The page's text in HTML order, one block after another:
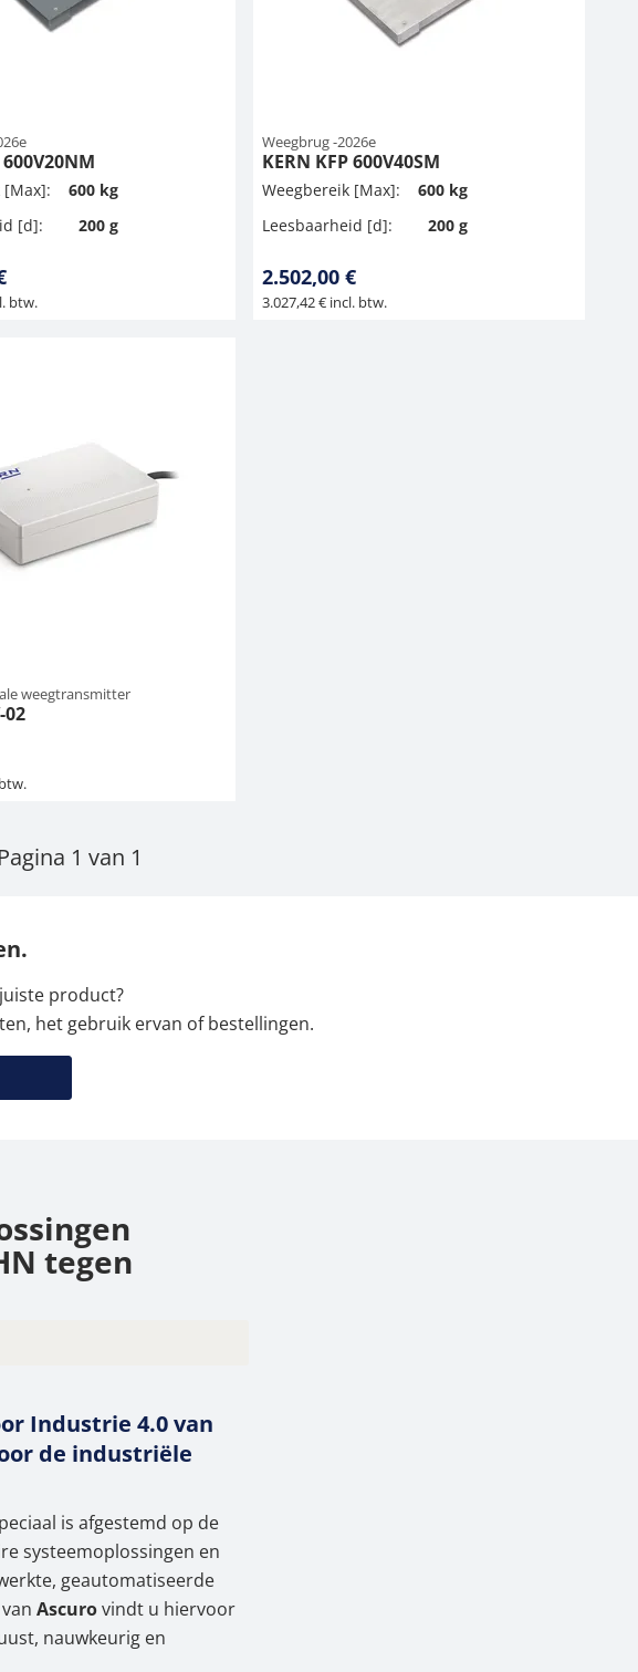
600V20NM
[Max]:
600 kg
[d]:
200 g
btw.
Weegbrug -2026e
KERN KFP 600V40SM
Weegbereik [Max]:
600 kg
Leesbaarheid [d]:
200 g
2.502,00 €
3.027,42 € incl. btw.
weegtransmitter
02
Pagina 1 van 1
product?
het gebruik ervan of bestellingen.
tegen
en verbonden
van KERN:
gebruik
weegsystemen
Industrie 4.0 van
de industriële
is afgestemd op de
systeemoplossingen en
geautomatiseerde
van Ascurovindt u hiervoor
nauwkeurig en